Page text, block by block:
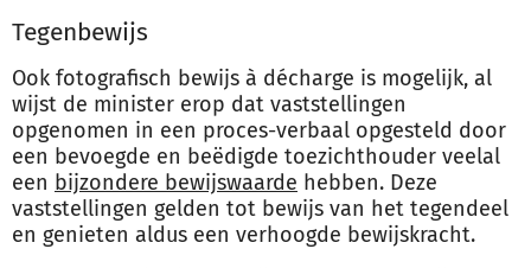
Tegenbewijs
Ook fotografisch bewijs à décharge is mogelijk, al
wijst de minister erop dat vaststellingen
opgenomen in een proces-verbaal opgesteld door
een bevoegde en beëdigde toezichthouder veelal
een bijzondere bewijswaarde hebben. Deze
vaststellingen gelden tot bewijs van het tegendeel
en genieten aldus een verhoogde bewijskracht.